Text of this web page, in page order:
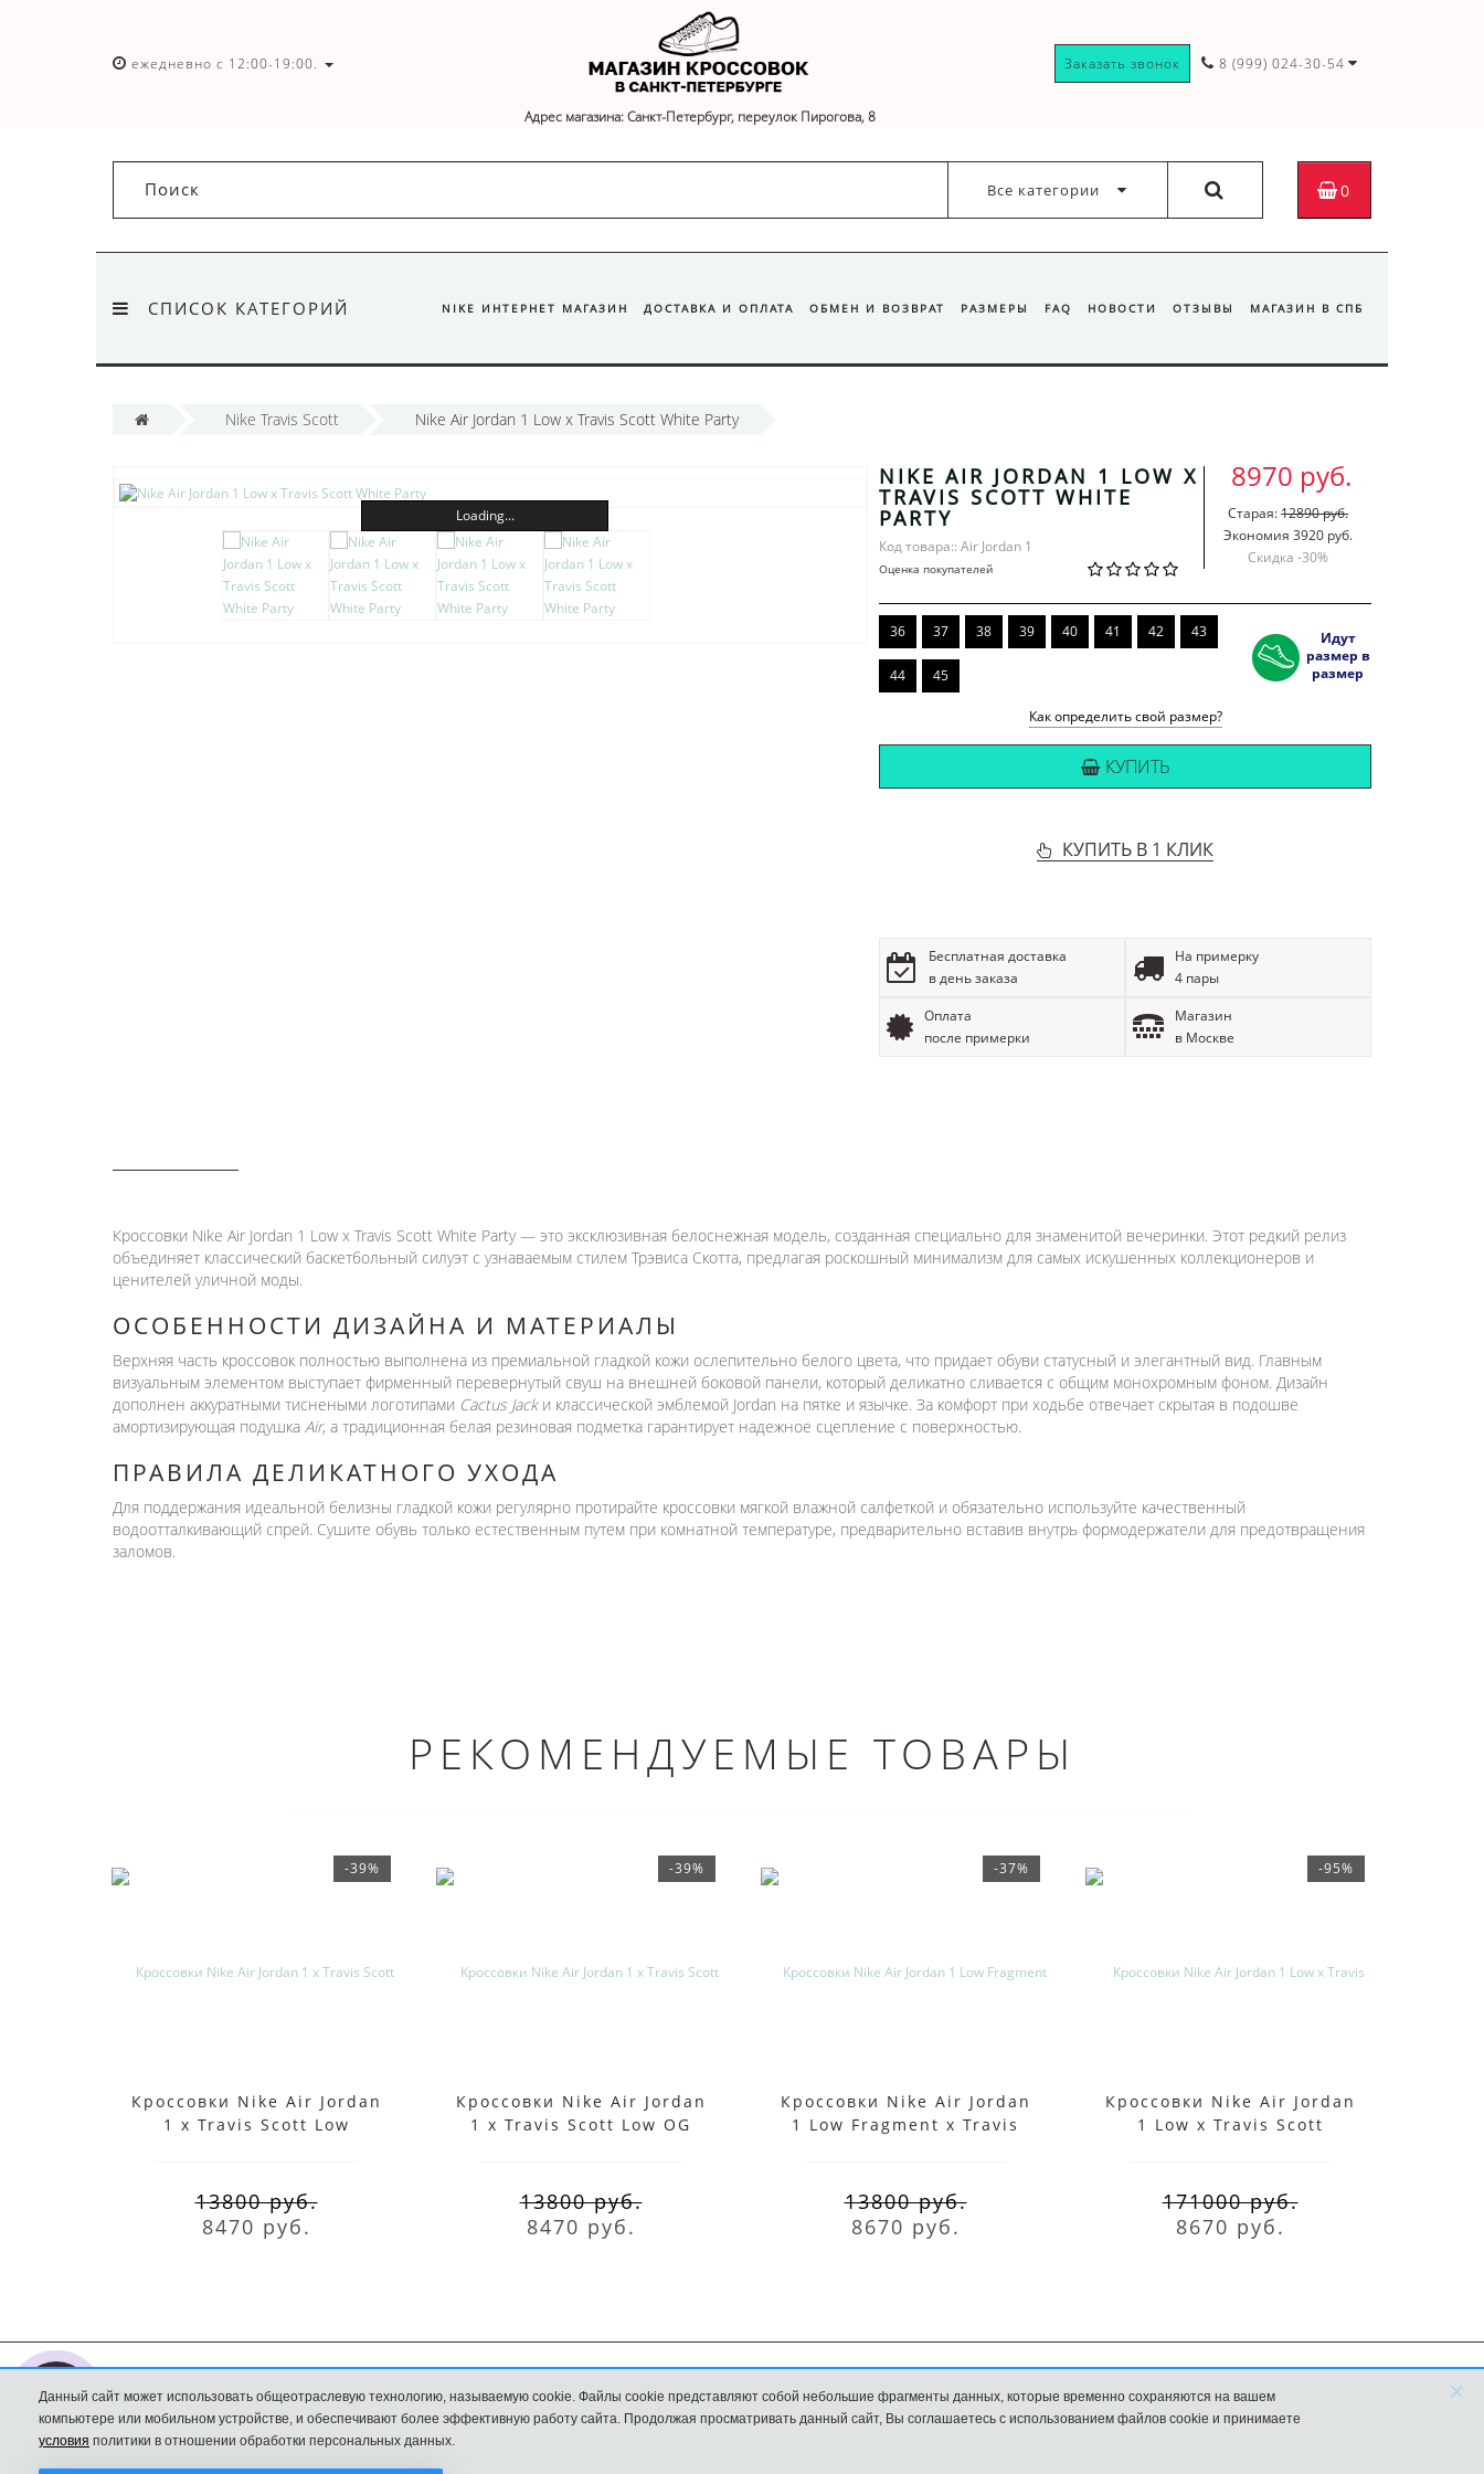
ежедневно с 12:00-19:00.
Адрес магазина: Санкт-Петербург, переулок Пирогова, 8
Заказать звонок 8 (999) 024-30-54
Все категории 0
СПИСОК КАТЕГОРИЙ NIKE ИНТЕРНЕТ МАГАЗИН ДОСТАВКА И ОПЛАТА ОБМЕН И ВОЗВРАТ РАЗМЕРЫ FAQ НОВОСТИ ОТЗЫВЫ МАГАЗИН В СПБ
Nike Travis Scott Nike Air Jordan 1 Low x Travis Scott White Party
Loading...
NIKE AIR JORDAN 1 LOW X
TRAVIS SCOTT WHITE
PARTY
Код товара:: Air Jordan 1
Оценка покупателей
8970 руб.
Старая:12890 руб.
Экономия 3920 руб.
Скидка -30%
36 37 38 39 40 41 42 43
44 45
Идут
размер в
размер
Как определить свой размер?
КУПИТЬ
КУПИТЬ В 1 КЛИК
Бесплатная доставка
в день заказа
На примерку
4 пары
Оплата
после примерки
Магазин
в Москве
Кроссовки Nike Air Jordan 1 Low x Travis Scott White Party — это эксклюзивная белоснежная модель, созданная специально для знаменитой вечеринки. Этот редкий релиз
объединяет классический баскетбольный силуэт с узнаваемым стилем Трэвиса Скотта, предлагая роскошный минимализм для самых искушенных коллекционеров и
ценителей уличной моды.
ОСОБЕННОСТИ ДИЗАЙНА И МАТЕРИАЛЫ
Верхняя часть кроссовок полностью выполнена из премиальной гладкой кожи ослепительно белого цвета, что придает обуви статусный и элегантный вид. Главным
визуальным элементом выступает фирменный перевернутый свуш на внешней боковой панели, который деликатно сливается с общим монохромным фоном. Дизайн
дополнен аккуратными тиснеными логотипами Cactus Jackи классической эмблемой Jordan на пятке и язычке. За комфорт при ходьбе отвечает скрытая в подошве
амортизирующая подушка Air, а традиционная белая резиновая подметка гарантирует надежное сцепление с поверхностью.
ПРАВИЛА ДЕЛИКАТНОГО УХОДА
Для поддержания идеальной белизны гладкой кожи регулярно протирайте кроссовки мягкой влажной салфеткой и обязательно используйте качественный
водоотталкивающий спрей. Сушите обувь только естественным путем при комнатной температуре, предварительно вставив внутрь формодержатели для предотвращения
заломов.
РЕКОМЕНДУЕМЫЕ ТОВАРЫ
-39%
Кроссовки Nike Air Jordan
1 x Travis Scott Low
13800 руб.
8470 руб.
-39%
Кроссовки Nike Air Jordan
1 x Travis Scott Low OG
13800 руб.
8470 руб.
-37%
Кроссовки Nike Air Jordan
1 Low Fragment x Travis
13800 руб.
8670 руб.
-95%
Кроссовки Nike Air Jordan
1 Low x Travis Scott
171000 руб.
8670 руб.
Nike интернет
магазин
Доставка и оплата Обмен и возврат Размеры FAQ
Новости
Политика
Конфиденциальности
Данный сайт может использовать общеотраслевую технологию, называемую cookie. Файлы cookie представляют собой небольшие фрагменты данных, которые временно сохраняются на вашем
компьютере или мобильном устройстве, и обеспечивают более эффективную работу сайта. Продолжая просматривать данный сайт, Вы соглашаетесь с использованием файлов cookie и принимаете
условия политики в отношении обработки персональных данных.
×